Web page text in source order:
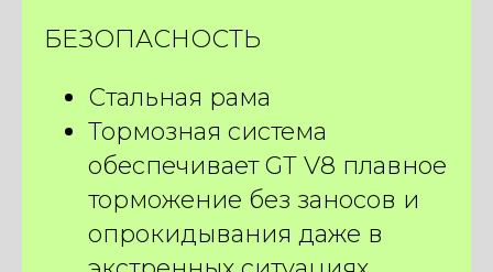
БЕЗОПАСНОСТЬ
Стальная рама
Тормозная система
обеспечивает GT V8 плавное
торможение без заносов и
опрокидывания даже в
ПОДБЕРИТЕ ИДЕАЛЬНЫЙ
ЭЛЕКТРОВЕЛОСИПЕД
КОНКРЕТНО ПОД ВАС
ВСЕГО ЗА 2 МИНУТЫ